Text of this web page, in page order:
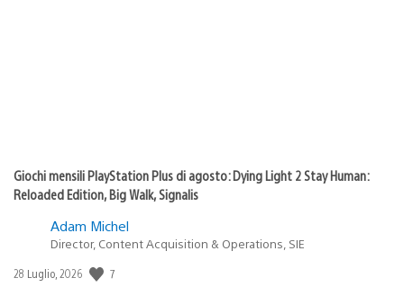
Giochi mensili PlayStation Plus di agosto: Dying Light 2 Stay Human:
Reloaded Edition, Big Walk, Signalis
Adam Michel
Director, Content Acquisition & Operations, SIE
Data
28 Luglio, 2026 7